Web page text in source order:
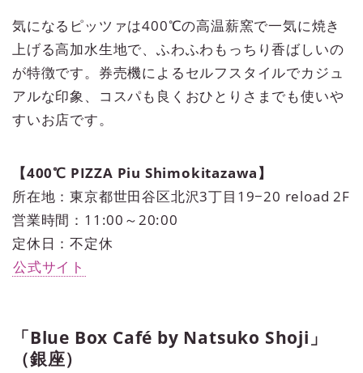
気になるピッツァは400℃の高温薪窯で一気に焼き
上げる高加水生地で、ふわふわもっちり香ばしいの
が特徴です。券売機によるセルフスタイルでカジュ
アルな印象、コスパも良くおひとりさまでも使いや
すいお店です。
【400℃ PIZZA Piu Shimokitazawa】
所在地：東京都世田谷区北沢3丁目19−20 reload 2F
営業時間：11:00～20:00
定休日：不定休
公式サイト
「Blue Box Café by Natsuko Shoji」
（銀座）